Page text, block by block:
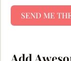
SEND ME